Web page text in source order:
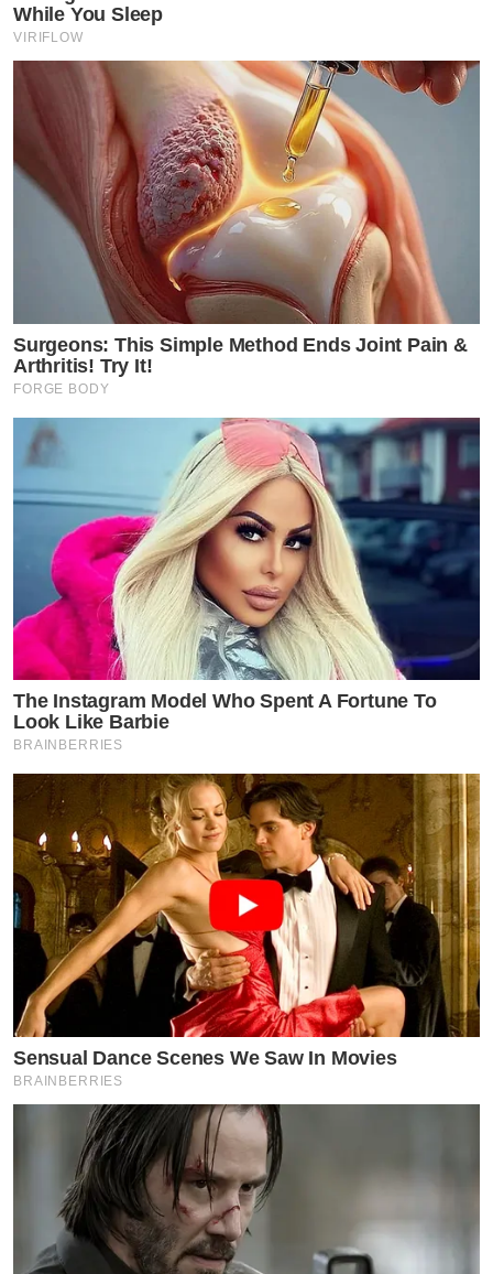
While You Sleep
VIRIFLOW
Surgeons: This Simple Method Ends Joint Pain &
Arthritis! Try It!
FORGE BODY
The Instagram Model Who Spent A Fortune To
Look Like Barbie
BRAINBERRIES
Sensual Dance Scenes We Saw In Movies
BRAINBERRIES